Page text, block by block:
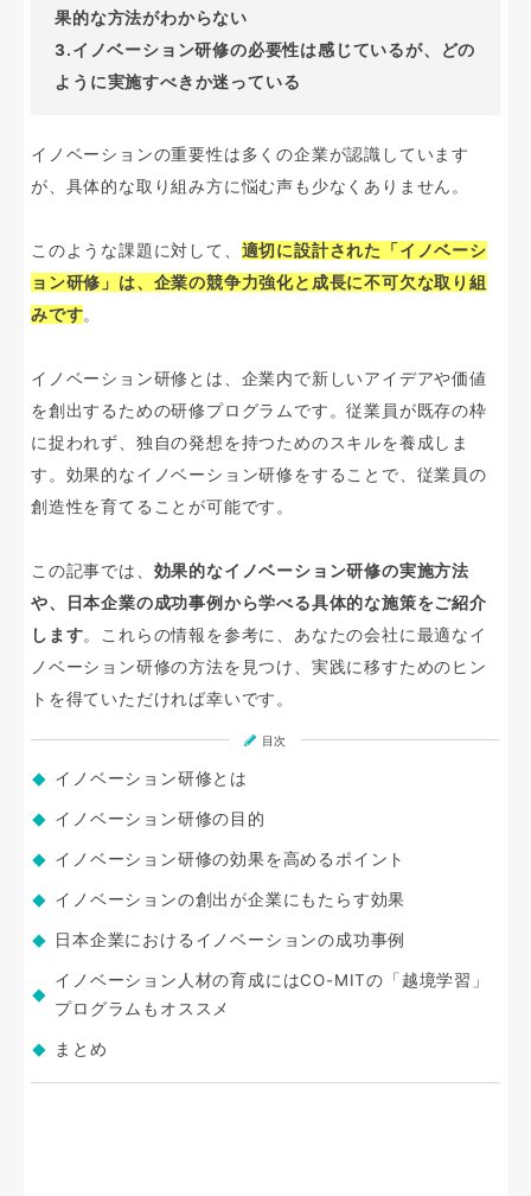
果的な方法がわからない
3.イノベーション研修の必要性は感じているが、どの
ように実施すべきか迷っている
イノベーションの重要性は多くの企業が認識しています
が、具体的な取り組み方に悩む声も少なくありません。
このような課題に対して、 適切に設計された「イノベーシ
ョン研修」は、企業の競争力強化と成長に不可欠な取り組
みです。
イノベーション研修とは、企業内で新しいアイデアや価値
を創出するための研修プログラムです。従業員が既存の枠
に捉われず、独自の発想を持つためのスキルを養成しま
す。効果的なイノベーション研修をすることで、従業員の
創造性を育てることが可能です。
この記事では、 効果的なイノベーション研修の実施方法
や、日本企業の成功事例から学べる具体的な施策をご紹介
します。これらの情報を参考に、あなたの会社に最適なイ
ノベーション研修の方法を見つけ、実践に移すためのヒン
トを得ていただければ幸いです。
目次
イノベーション研修とは
イノベーション研修の目的
イノベーション研修の効果を高めるポイント
イノベーションの創出が企業にもたらす効果
日本企業におけるイノベーションの成功事例
イノベーション人材の育成にはCO-MITの「越境学習」
プログラムもオススメ
まとめ